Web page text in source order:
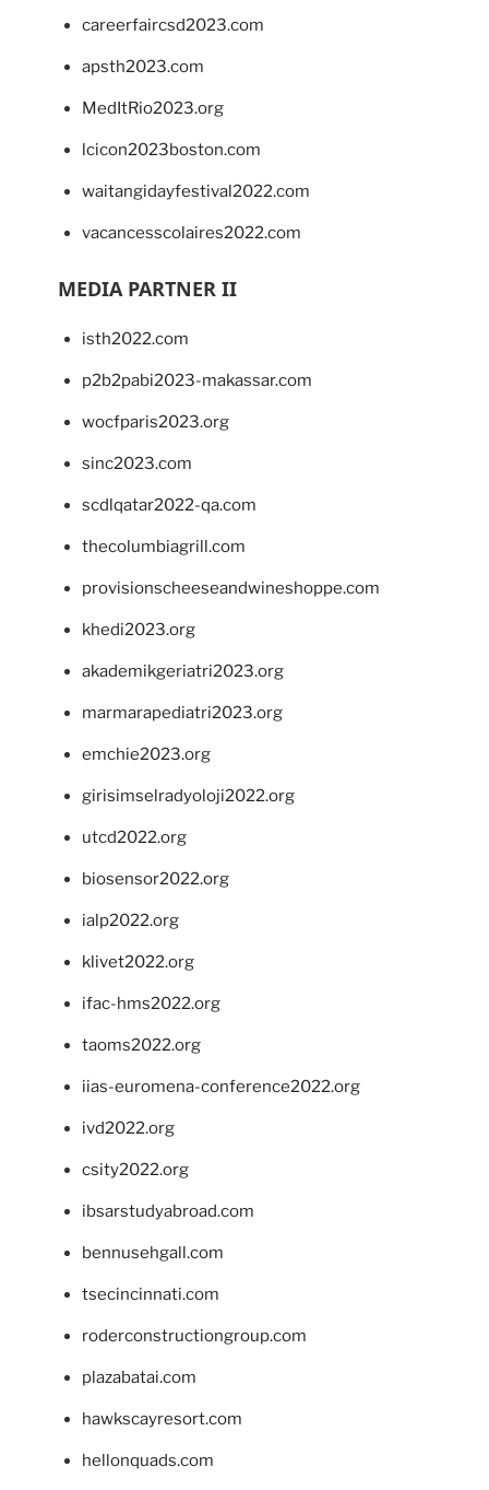
careerfaircsd2023.com
apsth2023.com
MedItRio2023.org
lcicon2023boston.com
waitangidayfestival2022.com
vacancesscolaires2022.com
MEDIA PARTNER II
isth2022.com
p2b2pabi2023-makassar.com
wocfparis2023.org
sinc2023.com
scdlqatar2022-qa.com
thecolumbiagrill.com
provisionscheeseandwineshoppe.com
khedi2023.org
akademikgeriatri2023.org
marmarapediatri2023.org
emchie2023.org
girisimselradyoloji2022.org
utcd2022.org
biosensor2022.org
ialp2022.org
klivet2022.org
ifac-hms2022.org
taoms2022.org
iias-euromena-conference2022.org
ivd2022.org
csity2022.org
ibsarstudyabroad.com
bennusehgall.com
tsecincinnati.com
roderconstructiongroup.com
plazabatai.com
hawkscayresort.com
hellonquads.com